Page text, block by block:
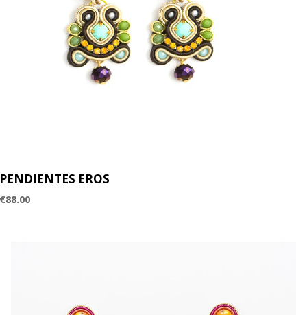
PENDIENTES EROS
€88.00